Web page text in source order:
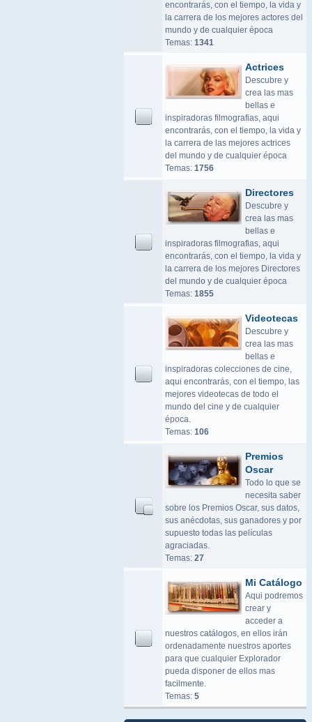
encontrarás, con el tiempo, la vida y
la carrera de los mejores actores del
mundo y de cualquier época
Temas: 1341
Actrices
Descubre y
crea las mas
bellas e
inspiradoras filmografias, aqui
encontrarás, con el tiempo, la vida y
la carrera de las mejores actrices
del mundo y de cualquier época
Temas: 1756
Directores
Descubre y
crea las mas
bellas e
inspiradoras filmografias, aqui
encontrarás, con el tiempo, la vida y
la carrera de los mejores Directores
del mundo y de cualquier época
Temas: 1855
Videotecas
Descubre y
crea las mas
bellas e
inspiradoras colecciones de cine,
aqui encontrarás, con el tiempo, las
mejores videotecas de todo el
mundo del cine y de cualquier
época.
Temas: 106
Premios
Oscar
Todo lo que se
necesita saber
sobre los Premios Oscar, sus datos,
sus anécdotas, sus ganadores y por
supuesto todas las películas
agraciadas.
Temas: 27
Mi Catálogo
Aqui podremos
crear y
acceder a
nuestros catálogos, en ellos irán
ordenadamente nuestros aportes
para que cualquier Explorador
pueda disponer de ellos mas
facilmente.
Temas: 5